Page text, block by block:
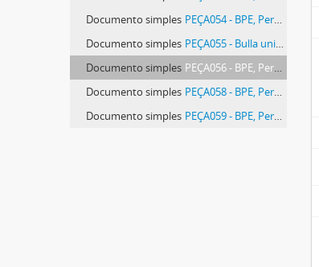
Documento simples PEÇA054 - BPE, Pergaminhos Avulsos, pasta 02 SF (Convento de São Francisco de Évora), peça 054
Documento simples PEÇA055 - Bulla unionis fratrum ordinis minor
Documento simples PEÇA056 - BPE, Pergaminhos Avulsos, pasta 02 SF (Convento de São Francisco de Évora), peça 056
Documento simples PEÇA058 - BPE, Pergaminhos Avulsos, pasta 02 SF (Convento de São Francisco de Évora), peça 058
Documento simples PEÇA059 - BPE, Pergaminhos Avulsos, pasta 02 SF (Convento de São Francisco de Évora), peça 059